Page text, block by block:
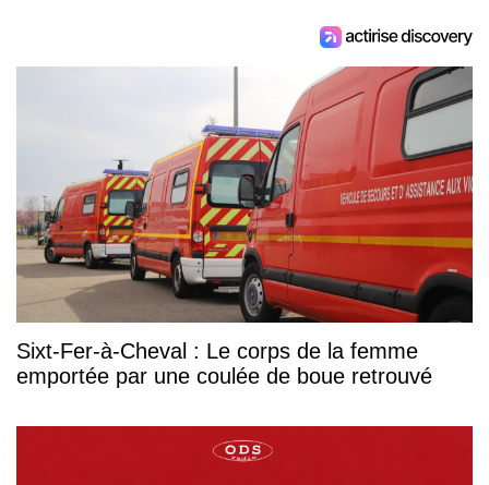
Sixt-Fer-à-Cheval : Le corps de la femme
emportée par une coulée de boue retrouvé